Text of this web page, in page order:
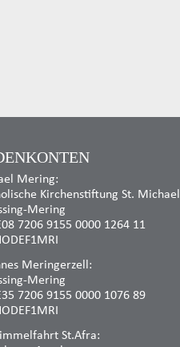
Mering:
Kirchenstiftung St. Michael
Mering
7206 9155 0000 1264 11
Meringerzell:
Mering
7206 9155 0000 1076 89
St.Afra: